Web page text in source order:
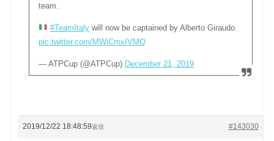
team.
#TeamItaly will now be captained by Alberto Giraudo.
pic.twitter.com/MWiCmxIVMQ
— ATPCup (@ATPCup) December 21, 2019
2019/12/22 18:48:59 #143030
返信